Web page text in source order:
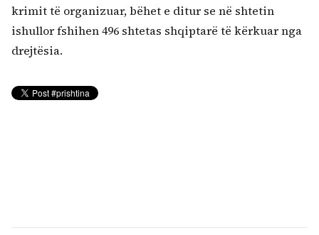
krimit të organizuar, bëhet e ditur se në shtetin
ishullor fshihen 496 shtetas shqiptarë të kërkuar nga
drejtësia.